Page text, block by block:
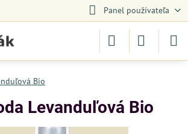
Panel používateľa
Bio
Levanduľová Bio